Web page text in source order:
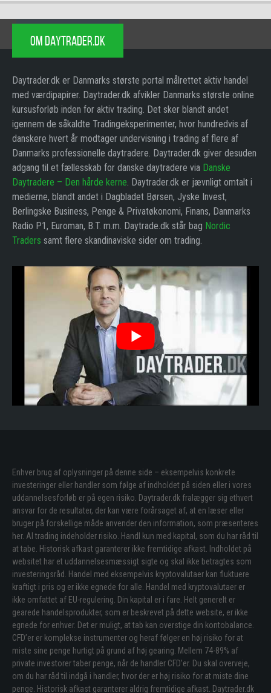
OM DAYTRADER.DK
Daytrader.dk er Danmarks største portal målrettet aktiv handel
med værdipapirer. Daytrader.dk afvikler Danmarks største online
kursusforløb inden for aktiv trading. Det sker blandt andet
igennem de såkaldte Tradingeksperimenter, hvor hundredvis af
danskere hvert år modtager undervisning i trading af flere af
Danmarks professionelle daytradere. Daytrader.dk giver desuden
adgang til et fællesskab for danske daytradere via Danske
Daytradere – Den hårde kerne. Daytrader.dk er jævnligt omtalt i
medierne, blandt andet i Dagbladet Børsen, Jyske Invest,
Berlingske Business, Penge & Privatøkonomi, Finans, Danmarks
Radio P1, Euroman, B.T. m.m. Daytrade.dk står bag Nordic
Traders samt flere skandinaviske sider om trading.
Enhver brug af oplysninger på denne side – eksempelvis konkrete
investeringer eller handler som følge af indholdet på siden eller i vores
uddannelsesforløb er på egen risiko. Daytrader.dk fralægger sig ethvert
ansvar for de resultater, der kan være forårsaget af, at en læser eller
bruger på forskellige måde anvender den information, som præsenteres
her. Al trading indeholder risiko. Handl kun med kapital, som du har råd til
at tabe. Historisk afkast garanterer ikke fremtidige afkast. Indholdet på
websitet har et uddannelsesmæssigt sigte og skal ikke betragtes som
investeringsråd. Handel med eksempelvis kryptovalutaer kan fluktuere
kraftigt i pris og er ikke egnede for alle. Handel med kryptovalutaer er
ikke omfattet af EU-regulering. Din kapital er i fare. Helt generelt er
gearede handelsprodukter, som er beskrevet på dette website, er ikke
egnede for enhver. Det er muligt, at tab kan overstige din kontobalance.
CFD’er er komplekse instrumenter og heraf følger en høj risiko for at
miste sine penge hurtigt på grund af høj gearing. Mellem 74-89% af
private investorer taber penge, når de handler CFD’er. Du skal overveje,
om du har råd til indgå i handler, hvor der er høj risiko for at miste dine
penge. Historisk afkast garanterer aldrig fremtidige afkast. Daytrader.dk